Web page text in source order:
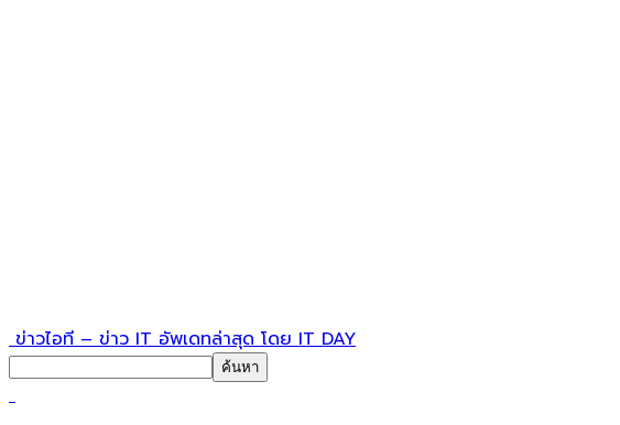
ข่าวไอที – ข่าว IT อัพเดทล่าสุด โดย IT DAY